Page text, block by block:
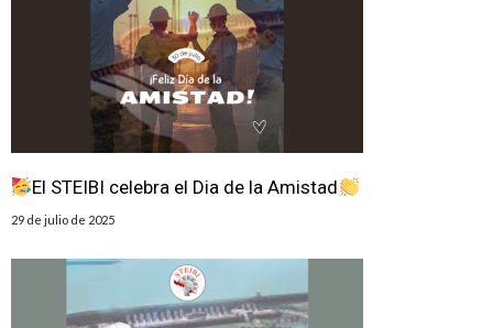
El STEIBI celebra el Dia de la Amistad
29 de julio de 2025